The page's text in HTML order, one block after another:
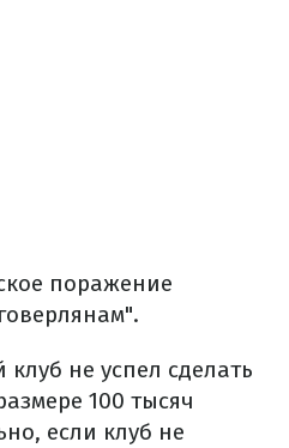
поражение
не успел сделать
100 тысяч
если клуб не